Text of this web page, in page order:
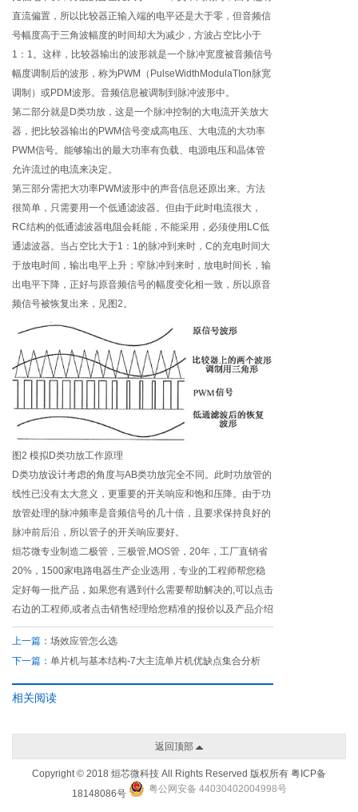
直流偏置，所以比较器正输入端的电平还是大于零，但音频信
号幅度高于三角波幅度的时间却大为减少，方波占空比小于
1：1。这样，比较器输出的波形就是一个脉冲宽度被音频信号
幅度调制后的波形，称为PWM（PulseWidthModulaTIon脉宽
调制）或PDM波形。音频信息被调制到脉冲波形中。
第二部分就是D类功放，这是一个脉冲控制的大电流开关放大
器，把比较器输出的PWM信号变成高电压、大电流的大功率
PWM信号。能够输出的最大功率有负载、电源电压和晶体管
允许流过的电流来决定。
第三部分需把大功率PWM波形中的声音信息还原出来。方法
很简单，只需要用一个低通滤波器。但由于此时电流很大，
RC结构的低通滤波器电阻会耗能，不能采用，必须使用LC低
通滤波器。当占空比大于1：1的脉冲到来时，C的充电时间大
于放电时间，输出电平上升；窄脉冲到来时，放电时间长，输
出电平下降，正好与原音频信号的幅度变化相一致，所以原音
频信号被恢复出来，见图2。
图2 模拟D类功放工作原理
D类功放设计考虑的角度与AB类功放完全不同。此时功放管的
线性已没有太大意义，更重要的开关响应和饱和压降。由于功
放管处理的脉冲频率是音频信号的几十倍，且要求保持良好的
脉冲前后沿，所以管子的开关响应要好。
烜芯微专业制造二极管，三极管,MOS管，20年，工厂直销省
20%，1500家电路电器生产企业选用，专业的工程师帮您稳
定好每一批产品，如果您有遇到什么需要帮助解决的,可以点击
右边的工程师,或者点击销售经理给您精准的报价以及产品介绍
上一篇： 场效应管怎么选
下一篇： 单片机与基本结构-7大主流单片机优缺点集合分析
相关阅读
返回顶部
Copyright © 2018 烜芯微科技 All Rights Reserved 版权所有 粤ICP备
18148086号
粤公网安备 44030402004998号